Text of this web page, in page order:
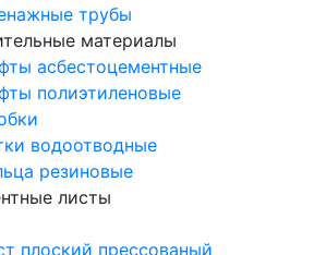
трубы
материалы
асбестоцементные
полиэтиленовые
водоотводные
резиновые
листы
плоский прессованый